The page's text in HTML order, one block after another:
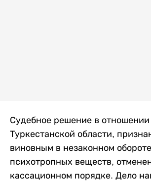
Судебное решение в
Туркестанской области,
виновным в незаконном обороте
психотропных веществ,
кассационном порядке. Дело